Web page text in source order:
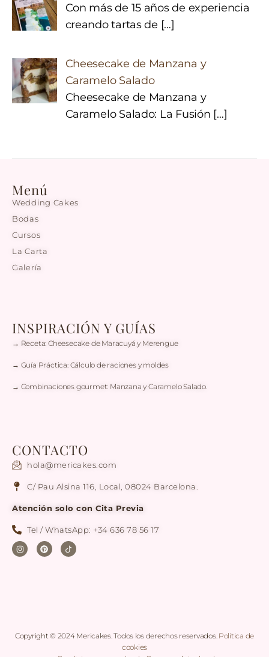
Con más de 15 años de experiencia
creando tartas de […]
Cheesecake de Manzana y
Caramelo Salado
Cheesecake de Manzana y
Caramelo Salado: La Fusión […]
Menú
Wedding Cakes
Bodas
Cursos
La Carta
Galería
INSPIRACIÓN Y GUÍAS
→ Receta: Cheesecake de Maracuyá y Merengue
→ Guía Práctica: Cálculo de raciones y moldes
→ Combinaciones gourmet: Manzana y Caramelo Salado.
CONTACTO
hola@mericakes.com
C/ Pau Alsina 116, Local, 08024 Barcelona.
Atención solo con Cita Previa
Tel / WhatsApp: +34 636 78 56 17
Copyright © 2024 Mericakes. Todos los derechos reservados. Política de
cookies